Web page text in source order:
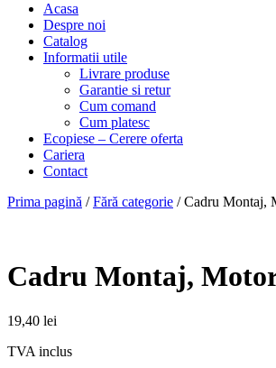
Acasa
Despre noi
Catalog
Informatii utile
Livrare produse
Garantie si retur
Cum comand
Cum platesc
Ecopiese – Cerere oferta
Cariera
Contact
Prima pagină /Fără categorie / Cadru Montaj,
Cadru Montaj,
19,40 lei
TVA inclus